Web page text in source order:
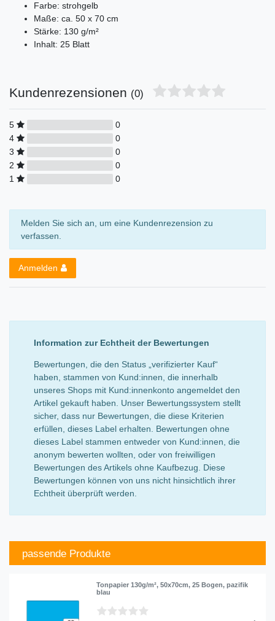
Farbe: strohgelb
Maße: ca. 50 x 70 cm
Stärke: 130 g/m²
Inhalt: 25 Blatt
Kundenrezensionen (0)
5
0
4
0
3
0
2
0
1
0
Melden Sie sich an, um eine Kundenrezension zu
verfassen.
Anmelden
Information zur Echtheit der Bewertungen
Bewertungen, die den Status „verifizierter Kauf“
haben, stammen von Kund:innen, die innerhalb
unseres Shops mit Kund:innenkonto angemeldet den
Artikel gekauft haben. Unser Bewertungssystem stellt
sicher, dass nur Bewertungen, die diese Kriterien
erfüllen, dieses Label erhalten. Bewertungen ohne
dieses Label stammen entweder von Kund:innen, die
anonym bewerten wollten, oder von freiwilligen
Bewertungen des Artikels ohne Kaufbezug. Diese
Bewertungen können von uns nicht hinsichtlich ihrer
Echtheit überprüft werden.
passende Produkte
Tonpapier 130g/m², 50x70cm, 25 Bogen, pazifik
blau